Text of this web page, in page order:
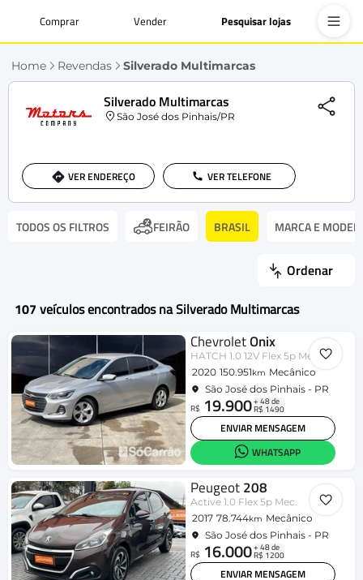
Comprar Vender Pesquisar lojas
Home Revendas Silverado Multimarcas
Silverado Multimarcas
São José dos Pinhais/PR
VER ENDEREÇO VER TELEFONE
TODOS OS FILTROS FEIRÃO BRASIL MARCA E
Ordenar
107 veículos encontrados na Silverado Multimarcas
ChevroletOnix
HATCH 1.0 12V Flex 5p Mec.
2020 150.951km Mecânico
São José dos Pinhais - PR
R$ 19.900+ 48 de
R$ 1490
ENVIAR MENSAGEM
WHATSAPP
Peugeot208
Active 1.0 Flex 5p Mec.
2017 78.744km Mecânico
São José dos Pinhais - PR
R$ 16.000+ 48 de
R$ 1200
ENVIAR MENSAGEM